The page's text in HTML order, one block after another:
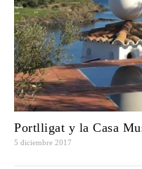
Portlligat y la Casa
5 diciembre 2017